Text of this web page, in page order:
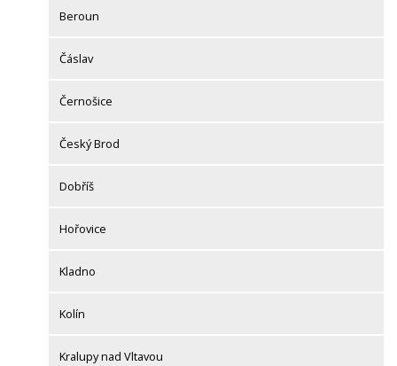
Beroun
Čáslav
Černošice
Český Brod
Dobříš
Hořovice
Kladno
Kolín
Kralupy nad Vltavou